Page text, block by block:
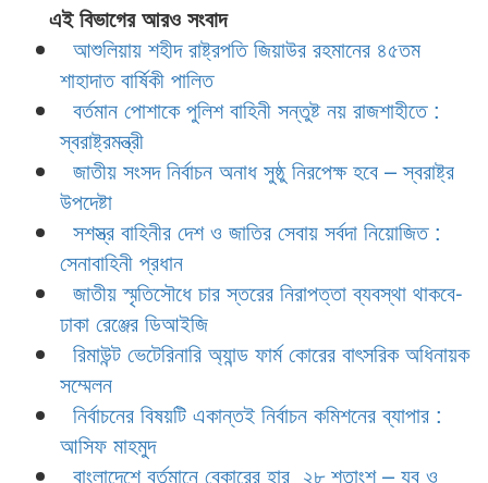
এই বিভাগের আরও সংবাদ
আশুলিয়ায় শহীদ রাষ্ট্রপতি জিয়াউর রহমানের ৪৫তম
শাহাদাত বার্ষিকী পালিত
বর্তমান পোশাকে পুলিশ বাহিনী সন্তুষ্ট নয় রাজশাহীতে :
স্বরাষ্ট্রমন্ত্রী
জাতীয় সংসদ নির্বাচন অনাধ সুষ্ঠু নিরপেক্ষ হবে – স্বরাষ্ট্র
উপদেষ্টা
সশস্ত্র বাহিনীর দেশ ও জাতির সেবায় সর্বদা নিয়োজিত :
সেনাবাহিনী প্রধান
জাতীয় স্মৃতিসৌধে চার স্তরের নিরাপত্তা ব্যবস্থা থাকবে-
ঢাকা রেঞ্জের ডিআইজি
রিমাউন্ট ভেটেরিনারি অ্যান্ড ফার্ম কোরের বাৎসরিক অধিনায়ক
সম্মেলন
নির্বাচনের বিষয়টি একান্তই নির্বাচন কমিশনের ব্যাপার :
আসিফ মাহমুদ
বাংলাদেশে বর্তমানে বেকারের হার ২৮ শতাংশ – যুব ও